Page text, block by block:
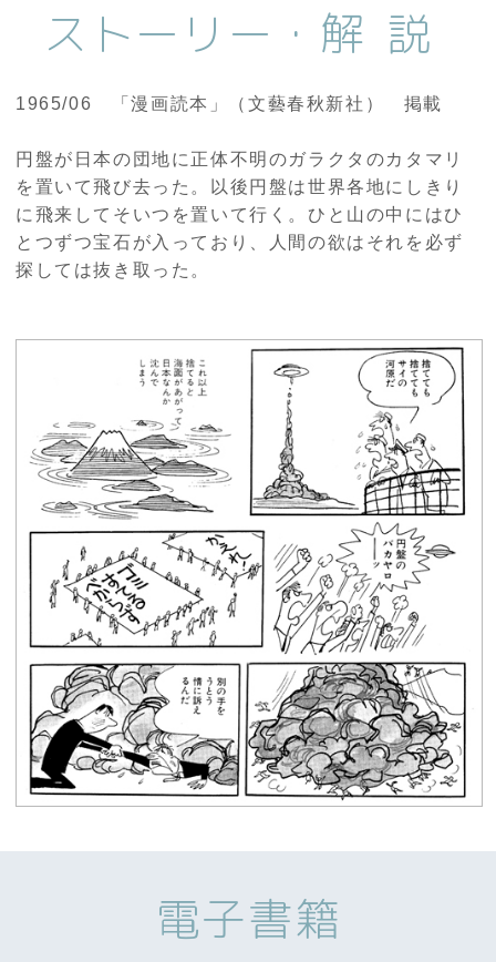
ストーリー・ 解説
1965/06 「漫画読本」（文藝春秋新社） 掲載
円盤が日本の団地に正体不明のガラクタのカタマリ
を置いて飛び去った。以後円盤は世界各地にしきり
に飛来してそいつを置いて行く。ひと山の中にはひ
とつずつ宝石が入っており、人間の欲はそれを必ず
探しては抜き取った。
電子書籍